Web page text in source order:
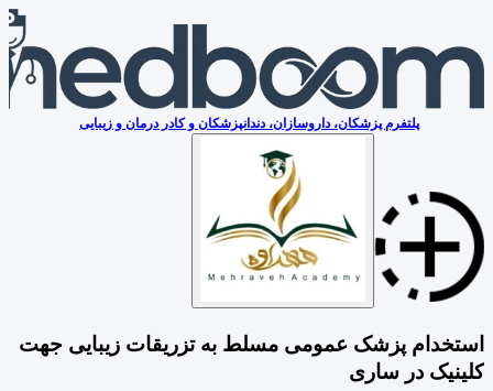
پلتفرم پزشکان، داروسازان، دندانپزشکان و کادر درمان و زیبایی
استخدام پزشک عمومی مسلط به تزریقات زیبایی جهت
کلینیک در ساری